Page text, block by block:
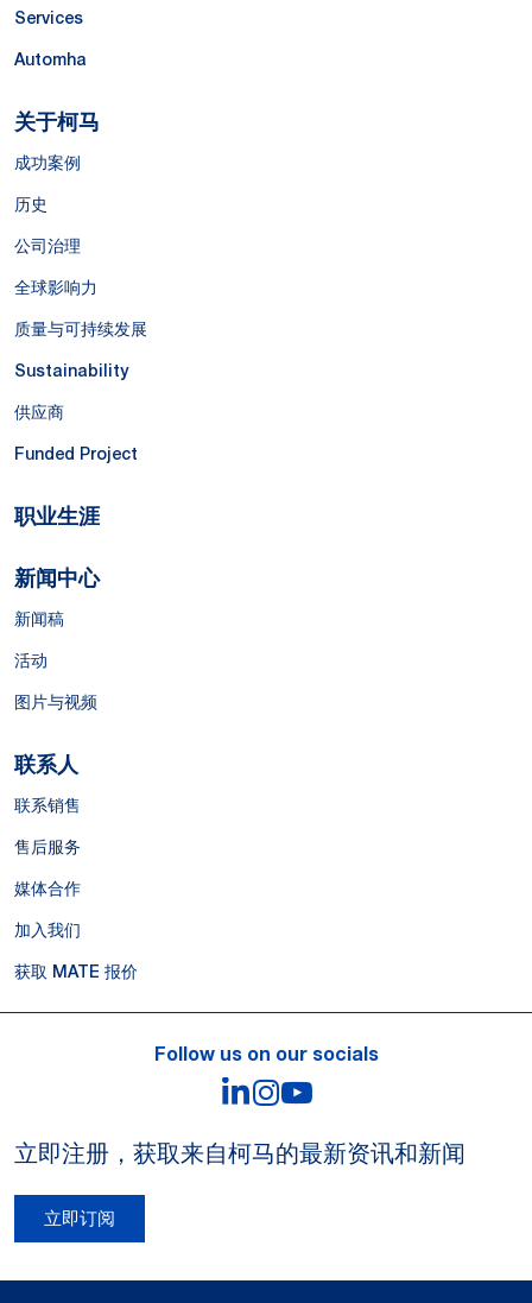
Services
Automha
关于柯马
成功案例
历史
公司治理
全球影响力
质量与可持续发展
Sustainability
供应商
Funded Project
职业生涯
新闻中心
新闻稿
活动
图片与视频
联系人
联系销售
售后服务
媒体合作
加入我们
获取 MATE 报价
Follow us on our socials
LinkedIn
Instagram
立即注册，获取来自柯马的最新资讯和新闻
立即订阅